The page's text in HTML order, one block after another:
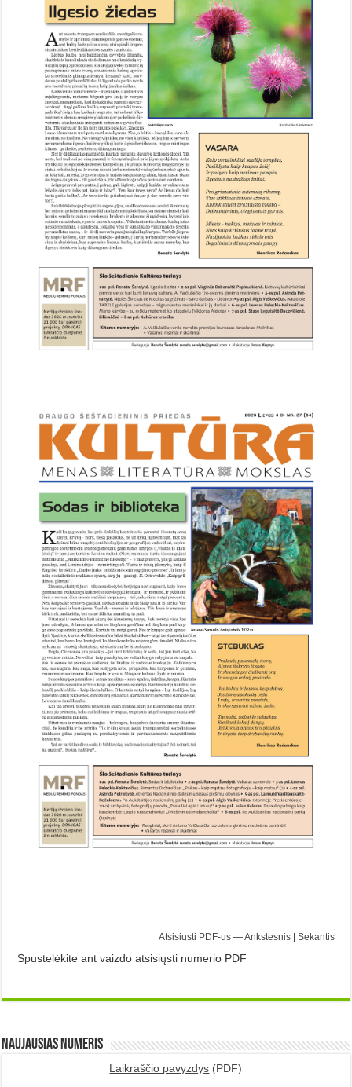
Atsisiųsti PDF-us—Ankstesnis| Sekantis
Spustelėkite ant vaizdo atsisiųsti numerio PDF
Naujausias numeris
Laikraščio pavyzdys (PDF)